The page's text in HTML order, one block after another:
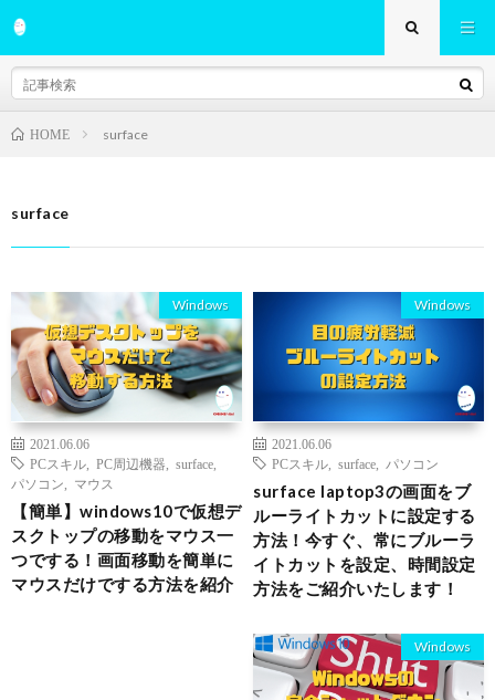
HOME surface
surface
Windows
2021.06.06
PCスキル
PC周辺機器 surface
パソコン
マウス
【簡単】windows10で仮想デ
スクトップの移動をマウス一
つでする！画面移動を簡単に
マウスだけでする方法を紹介
Windows
2021.06.06
PCスキル
surface パソコン
surface laptop3の画面をブ
ルーライトカットに設定する
方法！今すぐ、常にブルーラ
イトカットを設定、時間設定
方法をご紹介いたします！
Windows